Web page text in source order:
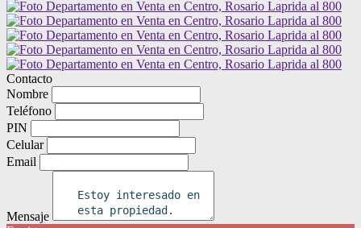
Contacto
Nombre
Teléfono
PIN
Celular
Email
Mensaje